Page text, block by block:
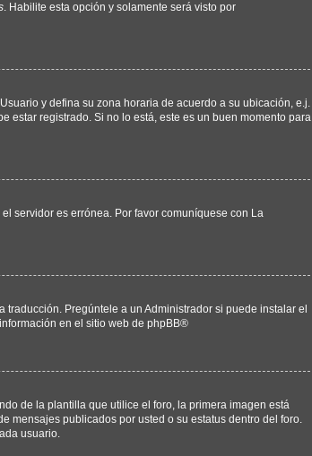
. Habilite esta opción y solamente será visto por
y defina su zona horaria de acuerdo a su ubicación, e.j.
estar registrado. Si no lo está, este es un buen momento para
servidor es errónea. Por favor comuníquese con La
Pregúntele a un Administrador si puede instalar el
en el sitio web de phpBB®
de la plantilla que utilice el foro, la primera imagen está
mensajes publicados por usted o su estatus dentro del foro.
usuario.